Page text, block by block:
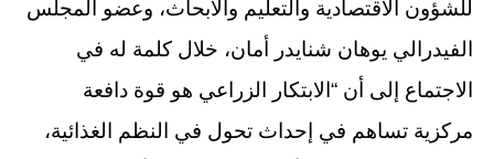
للشؤون الاقتصادية والتعليم والأبحاث، وعضو المجلس
الفيدرالي يوهان شنايدر أمان، خلال كلمة له في
الاجتماع إلى أن “الابتكار الزراعي هو قوة دافعة
مركزية تساهم في إحداث تحول في النظم الغذائية،